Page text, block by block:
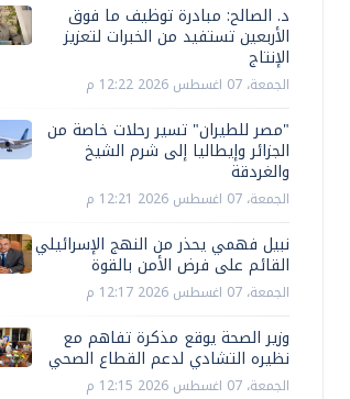
د. الصالح: مبادرة توظيف ما فوق
الأربعين تستفيد من الخبرات لتعزيز
الإنتاج
الجمعة، 07 اغسطس 2026 12:22 م
"مصر للطيران" تسير رحلات خاصة من
الجزائر وإيطاليا إلى شرم الشيخ
والغردقة
الجمعة، 07 اغسطس 2026 12:21 م
نبيل فهمي يحذر من النهج الإسرائيلي
القائم على فرض الأمن بالقوة
الجمعة، 07 اغسطس 2026 12:17 م
وزير الصحة يوقع مذكرة تفاهم مع
نظيره التشادي لدعم القطاع الصحي
الجمعة، 07 اغسطس 2026 12:15 م